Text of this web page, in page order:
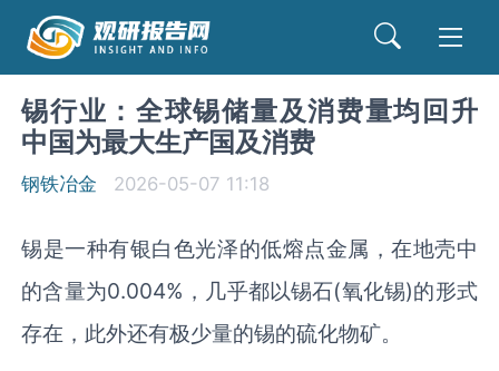
锡行业：全球锡储量及消费量均回升
中国为最大生产国及消费
钢铁冶金 2026-05-07 11:18
锡是一种有银白色光泽的低熔点金属，在地壳中
的含量为0.004%，几乎都以锡石(氧化锡)的形式
存在，此外还有极少量的锡的硫化物矿。